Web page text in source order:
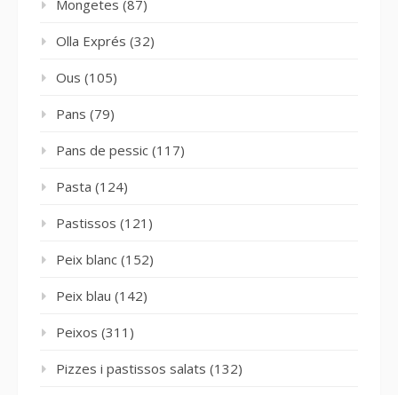
Mongetes (87)
Olla Exprés (32)
Ous (105)
Pans (79)
Pans de pessic (117)
Pasta (124)
Pastissos (121)
Peix blanc (152)
Peix blau (142)
Peixos (311)
Pizzes i pastissos salats (132)